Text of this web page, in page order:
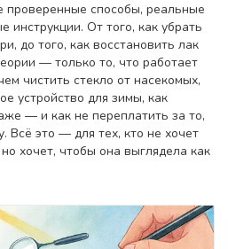
способы, реальные
инструкции. От того, как убрать
до того, как восстановить лак
— только то, что работает
чистить стекло от насекомых,
устройство для зимы, как
— и как не переплатить за то,
Всё это — для тех, кто не хочет
хочет, чтобы она выглядела как